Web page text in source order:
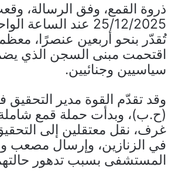
ذروة القمع، وفق الرسالة،
25/12/2025 عند الساعة
تُقدّر بنحو أربعين عنصرًا،
اقتحمت مبنى السجن الذي
سياسيين وجنائيين.
وقد تقدّم القوة مدير التحقيق
(ح.ب)، وبدأت حملة قمع
غرف، نقل معتقلين إلى
في الزنازين، وإرسال مصعب
المستشفى بسبب تدهور